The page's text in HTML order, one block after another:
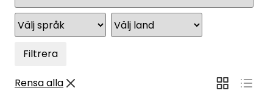
Filtrera
Rensa alla